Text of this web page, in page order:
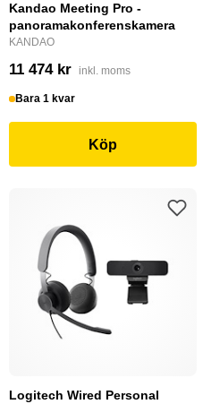
Kandao Meeting Pro -
panoramakonferenskamera
KANDAO
11 474 kr inkl. moms
Bara 1 kvar
Köp
Logitech Wired Personal